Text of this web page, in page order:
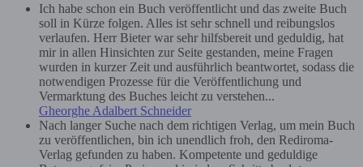
Ich habe schon ein Buch veröffentlicht und das zweite Buch
soll in Kürze folgen. Alles ist sehr schnell und reibungslos
verlaufen. Herr Bieter war sehr hilfsbereit und geduldig, hat
mir in allen Hinsichten zur Seite gestanden, meine Fragen
wurden in kurzer Zeit und ausführlich beantwortet, sodass die
notwendigen Prozesse für die Veröffentlichung und
Vermarktung des Buches leicht zu verstehen...
Gheorghe Adalbert Schneider
Nach langer Suche nach dem richtigen Verlag, um mein Buch
zu veröffentlichen, bin ich unendlich froh, den Rediroma-
Verlag gefunden zu haben. Kompetente und geduldige